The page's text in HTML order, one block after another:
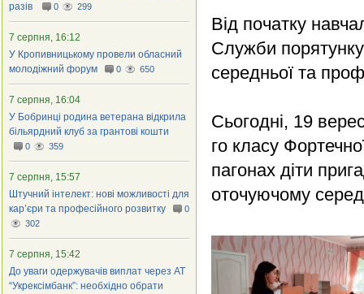
Від початку
Служби порятунку
середньої та
Сьогодні, 19
го класу
пагонах діти
оточуючому
разів
0 299
7 серпня, 16:12
У Кропивницькому провели обласний
молодіжний форум
0 650
7 серпня, 16:04
У Бобринці родина ветерана відкрила
більярдний клуб за грантові кошти
0 359
7 серпня, 15:57
Штучний інтелект: нові можливості для
кар’єри та професійного розвитку
0
302
7 серпня, 15:42
До уваги одержувачів виплат через АТ
“Укрексімбанк”: необхідно обрати